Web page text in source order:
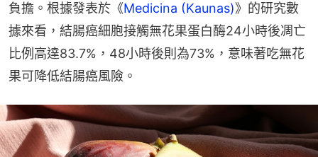
負擔。根據發表於《Medicina (Kaunas)》的研究數
據來看，結腸癌細胞接觸無花果蛋白酶24小時後凋亡
比例高達83.7%，48小時後則為73%，意味著吃無花
果可降低結腸癌風險。